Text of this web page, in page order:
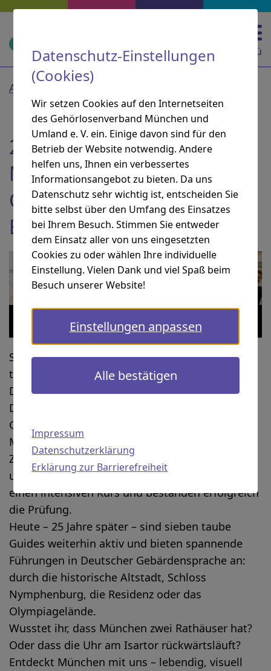
Datenschutz-Einstellungen
(Cookies)
Wir setzen Cookies auf den Internetseiten
des Gehörlosenverband München und
Umland e. V. ein. Einige davon sind für den
Betrieb der Website notwendig. Andere
helfen uns, Ihnen ein verbessertes
Informationsangebot zu bieten. Da uns
Datenschutz sehr wichtig ist, entscheiden Sie
bitte selbst über den Umfang des Einsatzes
bei Ihrem Besuch. Stimmen Sie entweder
dem Einsatz aller von uns eingesetzten
Cookies zu oder wählen Ihre individuelle
Einstellung. Vielen Dank und viel Spaß beim
Besuch unserer Website!
Einstellungen anpassen
Alle bestätigen
Impressum
Datenschutzerklärung
Erklärung zur Barrierefreiheit
Navigation und Service
Zur Hauptnavigation springen
Zur Suche springen
Zum Inhalt springen
Zu den Service-Informationen springen
Menü
Aktuelles
25 Jahre Stadtführungen in
München – von tauben
Guides für taube
Besucher*innen
Die neu ausgebildeten Taube-Guides, ganz
rechts Frau Dr. G. Weishäupl
Seit August 2000 gibt es in München zertifizierte
taube Stadtführer*innen – die ersten in
Deutschland!
Das Projekt wurde von Rudi Sailer (damals
Geschäftsführer des Gehörlosenverbands
München und Umland e.V.) initiiert und in
Zusammenarbeit mit dem Touristenamt
umgesetzt. Neun Teilnehmende absolvierten
einen intensiven Kurs und bestanden erfolgreich
die Prüfung.
Heute – 25 Jahre später – sind sieben taube
Guides weiterhin aktiv und bieten spannende
Führungen in Deutscher Gebärdensprache an:
durch die historische Altstadt, Schloss
Nymphenburg, die Residenz oder das
Olympiagelände.
Wusstet ihr, dass München zwei Rathäuser hat?
Oder dass die Uhr am Isartor rückwärtsläuft?
Entdeckt München mit uns – lebendig, visuell